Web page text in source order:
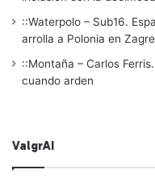
::Waterpolo – Sub16.
arrolla a Polonia en
::Montaña – Carlos
cuando arden
ValgrAI